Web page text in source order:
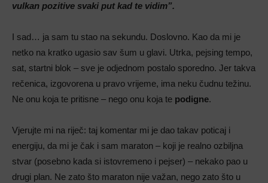
vulkan pozitive svaki put kad te vidim”.
I sad… ja sam tu stao na sekundu. Doslovno. Kao da mi je
netko na kratko ugasio sav šum u glavi. Utrka, pejsing tempo,
sat, startni blok – sve je odjednom postalo sporedno. Jer takva
rečenica, izgovorena u pravo vrijeme, ima neku čudnu težinu.
Ne onu koja te pritisne – nego onu koja te podigne.
Vjerujte mi na riječ: taj komentar mi je dao takav poticaj i
energiju, da mi je čak i sam maraton – koji je realno ozbiljna
stvar (posebno kada si istovremeno i pejser) – nekako pao u
drugi plan. Ne zato što maraton nije važan, nego zato što u